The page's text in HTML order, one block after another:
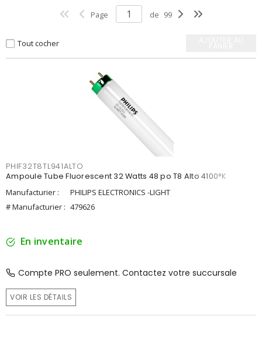
Page de 99
Tout cocher
PHIF32T8TL941ALTO
Ampoule Tube Fluorescent 32 Watts 48 po T8 Alto 4100°K
Manufacturier :
PHILIPS ELECTRONICS -LIGHT
# Manufacturier : 479626
En inventaire
Compte PRO seulement. Contactez votre succursale
VOIR LES DÉTAILS